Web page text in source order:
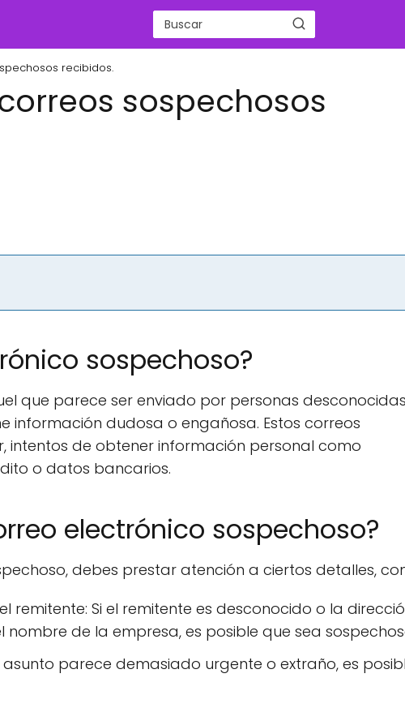
recibidos.
sospechosos
sospechoso?
que parece ser enviado por personas
información dudosa o engañosa. Estos correos
intentos de obtener información personal como
o datos bancarios.
electrónico sospechoso?
debes prestar atención a ciertos detalles,
remitente: Si el remitente es desconocido o la
de la empresa, es posible que sea
asunto parece demasiado urgente o extraño, es